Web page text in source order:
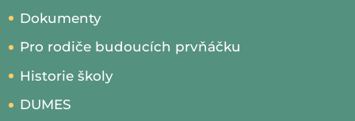
Dokumenty
Pro rodiče budoucích prvňáčku
Historie školy
DUMES